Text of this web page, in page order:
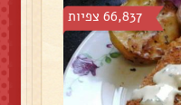
66,837 צפיות